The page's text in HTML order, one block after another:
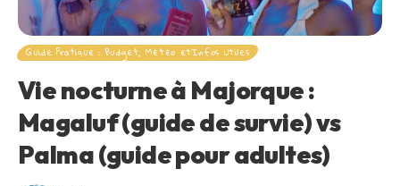
Guide Pratique : Budget, Météo etInfos Utiles
Vie nocturne à Majorque :
Magaluf (guide de survie) vs
Palma (guide pour adultes)